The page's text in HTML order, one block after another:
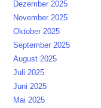
Dezember 2025
November 2025
Oktober 2025
September 2025
August 2025
Juli 2025
Juni 2025
Mai 2025